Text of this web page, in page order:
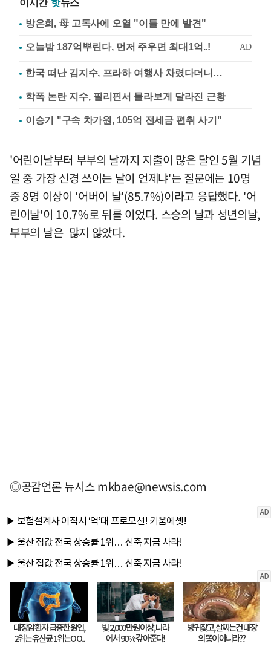
이시간 핫뉴스
방은희, 母 고독사에 오열 "이틀 만에 발견"
한국 떠난 김지수, 프라하 여행사 차렸다더니…
학폭 논란 지수, 필리핀서 몰라보게 달라진 근황
이승기 "구속 차가원, 105억 전세금 편취 사기"
'어린이날부터 부부의 날까지 지출이 많은 달인 5월 기념
일 중 가장 신경 쓰이는 날이 언제냐'는 질문에는 10명
중 8명 이상이 '어버이 날'(85.7%)이라고 응답했다. '어
린이날'이 10.7%로 뒤를 이었다. 스승의 날과 성년의날,
부부의 날은 많지 않았다.
◎공감언론 뉴시스mkbae@newsis.com